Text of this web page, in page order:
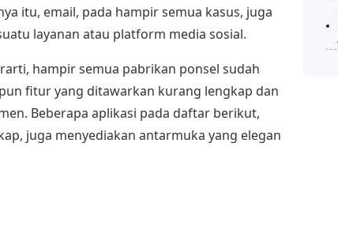
itu, email, pada hampir semua kasus, juga
layanan atau platform media sosial.
hampir semua pabrikan ponsel sudah
fitur yang ditawarkan kurang lengkap dan
Beberapa aplikasi pada daftar berikut,
juga menyediakan antarmuka yang elegan